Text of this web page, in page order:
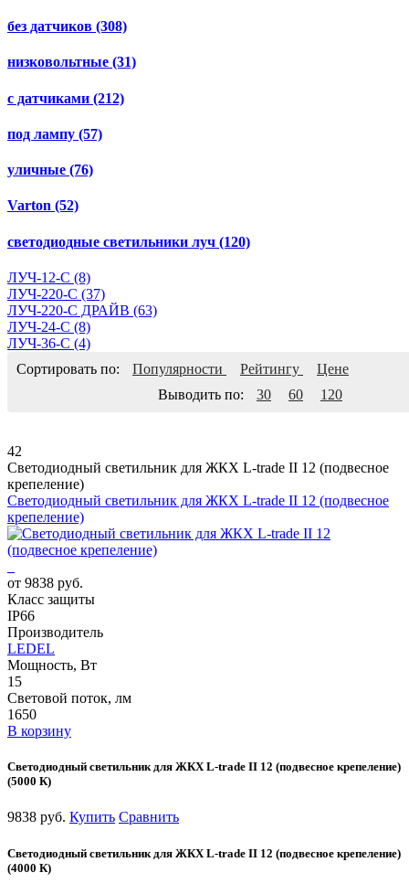
без датчиков (308)
низковольтные (31)
с датчиками (212)
под лампу (57)
уличные (76)
Varton (52)
светодиодные светильники луч (120)
ЛУЧ-12-С (8)
ЛУЧ-220-С (37)
ЛУЧ-220-С ДРАЙВ (63)
ЛУЧ-24-С (8)
ЛУЧ-36-С (4)
Сортировать по:
Популярности Рейтингу
Цене
Выводить по:
30 60 120
42
Светодиодный светильник для ЖКХ L-trade II 12 (подвесное
крепеление)
Светодиодный светильник для ЖКХ L-trade II 12 (подвесное
крепеление)
от 9838 руб.
Класс защиты
IP66
Производитель
LEDEL
Мощность, Вт
15
Световой поток, лм
1650
В корзину
Светодиодный светильник для ЖКХ L-trade II 12 (подвесное крепеление)
(5000 К)
9838 руб. Купить Сравнить
Светодиодный светильник для ЖКХ L-trade II 12 (подвесное крепеление)
(4000 К)